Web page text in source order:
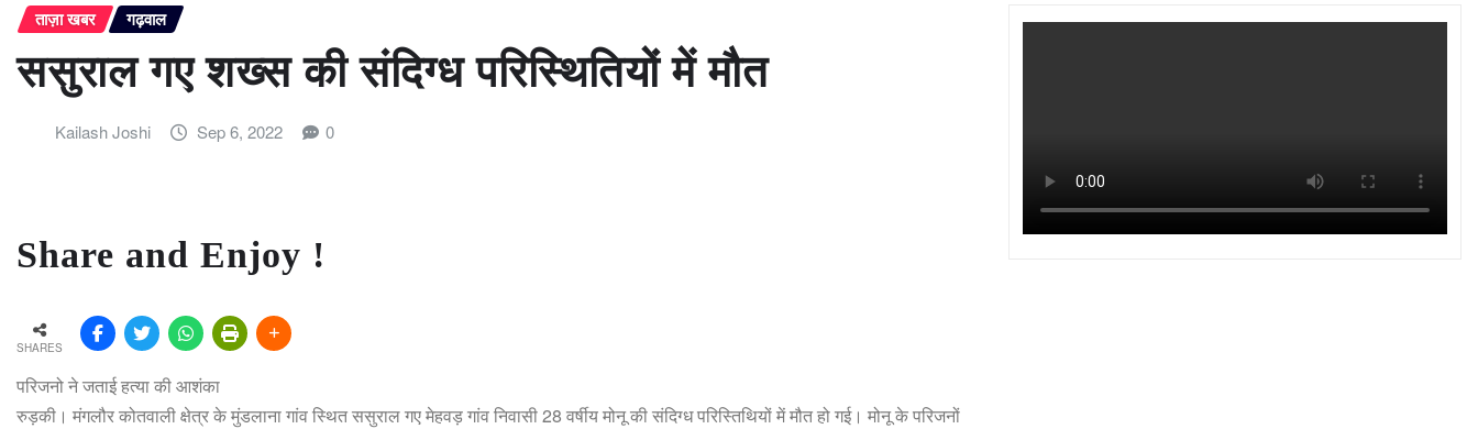
ताज़ा खबर गढ़वाल
ससुराल गए शख्स की संदिग्ध परिस्थितियों में मौत
Kailash Joshi Sep 6, 2022 0
Share and Enjoy !
SHARES
परिजनो ने जताई हत्या की आशंका
रुड़की। मंगलौर कोतवाली क्षेत्र के मुंडलाना गांव स्थित ससुराल गए मेहवड़ गांव निवासी 28 वर्षीय मोनू की संदिग्ध परिस्तिथियों में मौत हो गई। मोनू के परिजनों